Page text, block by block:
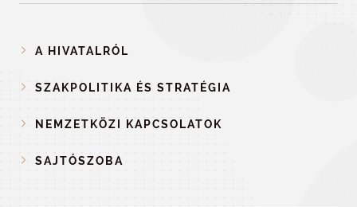
A HIVATALRÓL
SZAKPOLITIKA ÉS STRATÉGIA
NEMZETKÖZI KAPCSOLATOK
SAJTÓSZOBA